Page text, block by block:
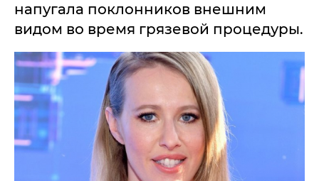
напугала поклонников внешним
видом во время грязевой процедуры.